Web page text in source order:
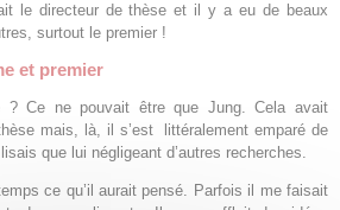
le directeur de thèse et il y a eu de beaux
surtout le premier !
et premier
? Ce ne pouvait être que Jung. Cela avait
mais, là, il s’est littéralement emparé de
que lui négligeant d’autres recherches.
ce qu’il aurait pensé. Parfois il me faisait